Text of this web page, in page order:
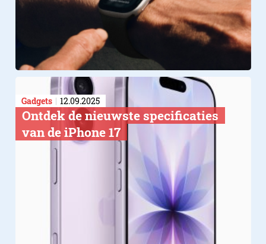
Gadgets 12.09.2025
Ontdek de nieuwste specificaties
van de iPhone 17